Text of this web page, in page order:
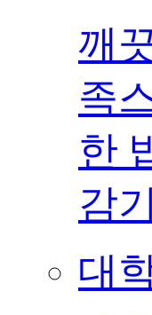
깨
족
한
감
대